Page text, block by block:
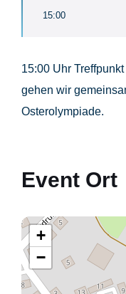
15:00
15:00 Uhr
gehen wir
Osterolympiade.
Event Ort
+
−